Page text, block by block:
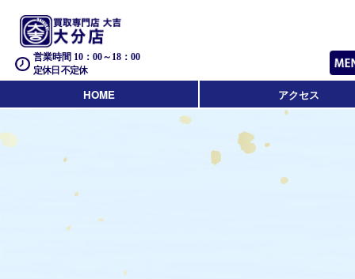
営業時間 10：00～18：00
定休日 不定休
HOME アクセス